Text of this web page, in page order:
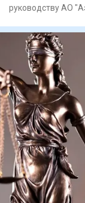
руководству АО